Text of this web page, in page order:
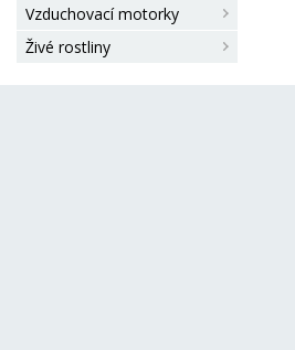
Vzduchovací motorky
Živé rostliny